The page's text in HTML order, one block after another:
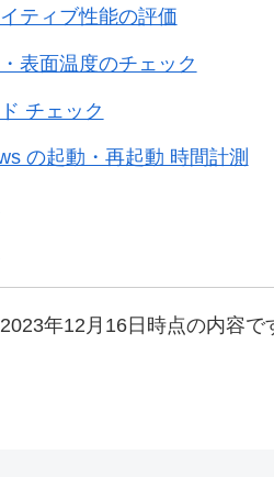
ティブ性能の評価
表面温度のチェック
チェック
の起動・再起動 時間計測
年12月16日時点の内容で